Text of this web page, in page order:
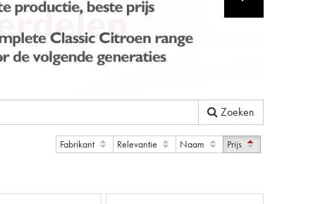
Zoeken
Fabrikant Relevantie Naam Prijs